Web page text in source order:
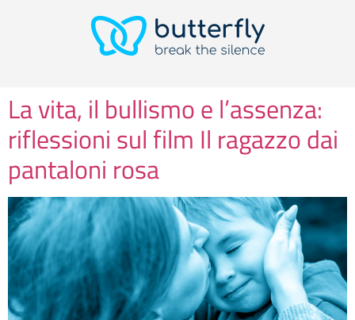
La vita, il bullismo e l’assenza:
riflessioni sul film Il ragazzo dai
pantaloni rosa